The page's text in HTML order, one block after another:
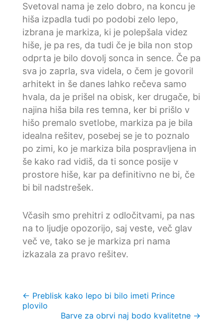
Svetoval nama je zelo dobro, na koncu je
hiša izpadla tudi po podobi zelo lepo,
izbrana je markiza, ki je polepšala videz
hiše, je pa res, da tudi če je bila non stop
odprta je bilo dovolj sonca in sence. Če pa
sva jo zaprla, sva videla, o čem je govoril
arhitekt in še danes lahko rečeva samo
hvala, da je prišel na obisk, ker drugače, bi
najina hiša bila res temna, ker bi prišlo v
hišo premalo svetlobe, markiza pa je bila
idealna rešitev, posebej se je to poznalo
po zimi, ko je markiza bila pospravljena in
še kako rad vidiš, da ti sonce posije v
prostore hiše, kar pa definitivno ne bi, če
bi bil nadstrešek.
Včasih smo prehitri z odločitvami, pa nas
na to ljudje opozorijo, saj veste, več glav
več ve, tako se je markiza pri nama
izkazala za pravo rešitev.
Navigacija
prispevka
← Preblisk kako lepo bi bilo imeti Prince
plovilo
Barve za obrvi naj bodo kvalitetne →